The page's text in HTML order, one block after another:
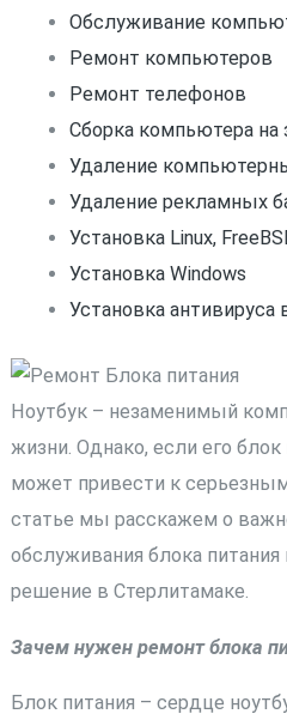
Обслуживание
Ремонт компьютеров
Ремонт телефонов
Сборка компьютера на
Удаление
Удаление рекламных
Установка Linux,
Установка Windows
Установка антивируса
Ноутбук – незаменимый
жизни. Однако, если его блок
может привести к
статье мы расскажем о
обслуживания блока
решение в Стерлитамаке.
Зачем нужен ремонт блока
Блок питания – сердце